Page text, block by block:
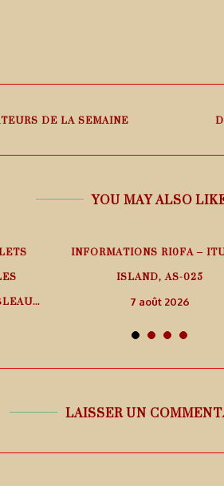
DE LA SEMAINE
YOU MAY ALSO
INFORMATIONS RI0FA –
ISLAND, AS-025
7 août 2026
LAISSER UN